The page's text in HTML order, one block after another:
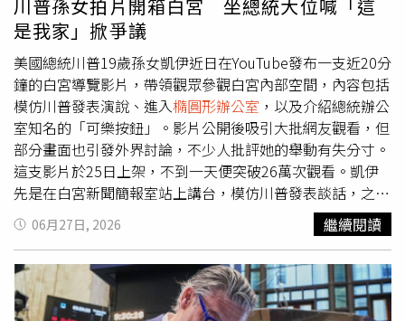
Donald John Trump（於安特衛普為唐納．約翰．川普打
造）」字樣。比利時安特衛普世界鑽石中心（AWDC）特別
打造1枚名為「Freedom 250」的紀念戒指送給美國總統川
普（Donald Trump）。（圖／達志／美聯社）值得注意的
是，這份禮物送出的時機，正值比利時鑽石產業成功爭取美
國取消鑽石進口關稅之後。AWDC去年曾宣布，美國已恢復
對安特衛普每年逾20億美元拋光鑽石出口的零關稅待遇。
AWDC表示，雖曾向歐盟提供意見協助關稅談判，但並未直
接遊說川普政府。白宮官員透露，目前戒指尚未正式交到川
普手中，未來將由駐比利時大使懷特親自轉交，之後預計陳
列於白宮 橢圓形辦公室
。雖然這枚戒指估價僅約2.5萬至3.5
萬美元，遠不及卡達先前贈送、價值約4億美元、後來被川
普指定改裝為新一代「空軍一號」的專機，但仍因設計奢華
及政治象徵濃厚，引發外界關注。美聯社引述多位美國倫理
川普孫女拍片開箱白宮 坐總統大位喊「這
是我家」掀爭議
美國總統川普19歲孫女凱伊近日在YouTube發布一支近20分
鐘的白宮導覽影片，帶領觀眾參觀白宮內部空間，內容包括
模仿川普發表演說、進入橢圓形辦公室 ，以及介紹總統辦公
室知名的「可樂按鈕」。影片公開後吸引大批網友觀看，但
部分畫面也引發外界討論，不少人批評她的舉動有失分寸。
這支影片於25日上架，不到一天便突破26萬次觀看。凱伊
先是在白宮新聞簡報室站上講台，模仿川普發表談話，之後
進入橢圓形辦公室
，坐上總統辦公椅，並向鏡頭展示俗稱
「可樂按鈕」的紅色按鍵，笑稱只要按下按鈕，就會有人送
來健怡可樂。除了介紹白宮設施外，凱伊也在影片中開玩笑
表示，白宮如今有許多金色裝飾，並打趣說爺爺「最討厭金
色」，隨後又笑著澄清只是玩笑話，因為金色其實正是川普
06月27日, 2026 繼續閱讀